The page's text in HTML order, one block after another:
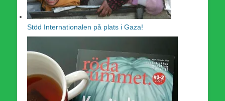
Stöd Internationalen på plats i Gaza!